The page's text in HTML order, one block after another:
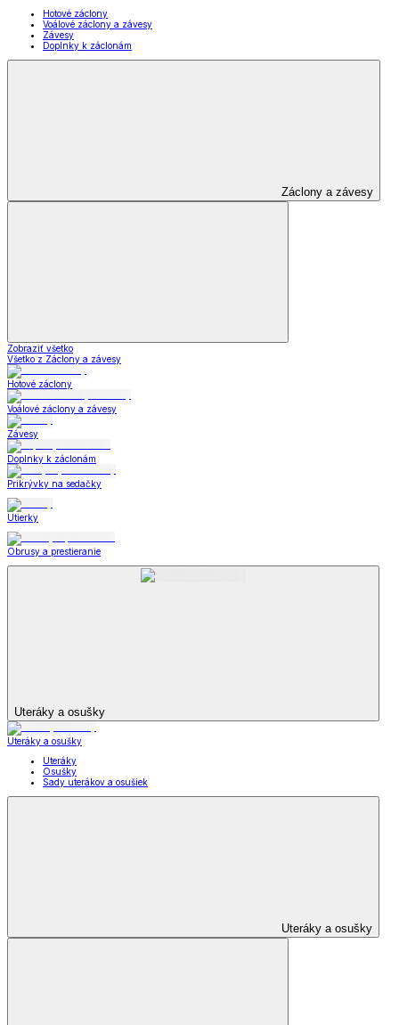
Hotové záclony
Voálové záclony a závesy
Závesy
Doplnky k záclonám
Záclony a závesy
Zobraziť všetko
Všetko z Záclony a závesy
Hotové záclony
Voálové záclony a závesy
Závesy
Doplnky k záclonám
Prikrývky na sedačky
Utierky
Obrusy a prestieranie
Uteráky a osušky
Uteráky a osušky
Uteráky
Osušky
Sady uterákov a osušiek
Uteráky a osušky